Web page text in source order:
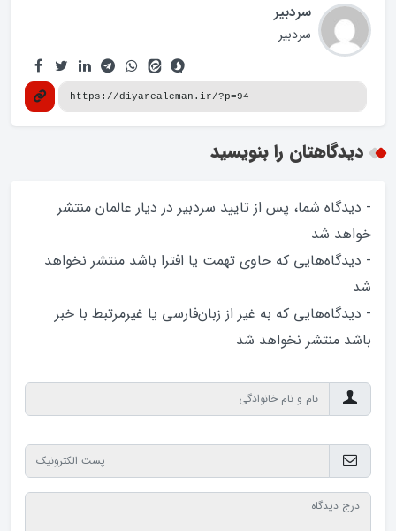
سردبیر
سردبیر
دیدگاهتان را بنویسید
- دیدگاه شما، پس از تایید سردبیر در دیار عالمان منتشر
خواهد‌ شد
- دیدگاه‌هایی که حاوی تهمت یا افترا باشد منتشر نخواهد‌
شد
- دیدگاه‌هایی که به غیر از زبان‌فارسی یا غیرمرتبط با خبر
باشد منتشر نخواهد‌ شد